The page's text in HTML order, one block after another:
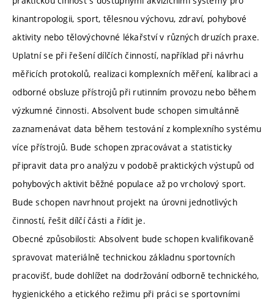
kinantropologii, sport, tělesnou výchovu, zdraví, pohybové
aktivity nebo tělovýchovné lékařství v různých druzích praxe.
Uplatní se při řešení dílčích činností, například při návrhu
měřicích protokolů, realizaci komplexních měření, kalibraci a
odborné obsluze přístrojů při rutinním provozu nebo během
výzkumné činnosti. Absolvent bude schopen simultánně
zaznamenávat data během testování z komplexního systému
více přístrojů. Bude schopen zpracovávat a statisticky
připravit data pro analýzu v podobě praktických výstupů od
pohybových aktivit běžné populace až po vrcholový sport.
Bude schopen navrhnout projekt na úrovni jednotlivých
činností, řešit dílčí části a řídit je.
Obecné způsobilosti: Absolvent bude schopen kvalifikovaně
spravovat materiálně technickou základnu sportovních
pracovišť, bude dohlížet na dodržování odborně technického,
hygienického a etického režimu při práci se sportovními